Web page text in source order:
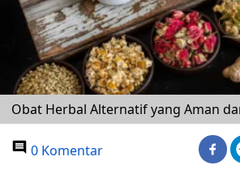
Obat Herbal Alternatif yang Aman
0 Komentar